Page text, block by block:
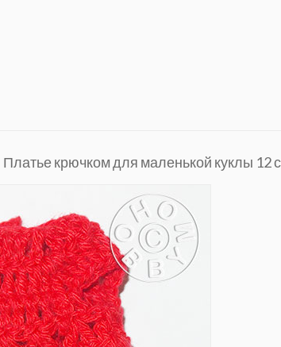
Платье крючком для маленькой куклы 12